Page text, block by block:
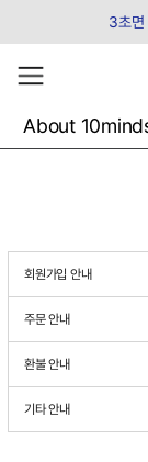
3초면
About
회원가입 안내
주문 안내
환불 안내
기타 안내